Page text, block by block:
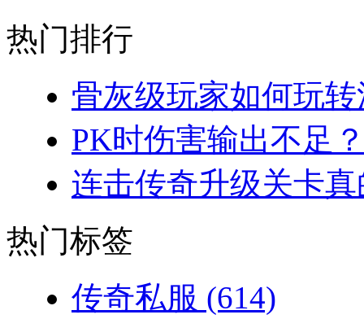
热门排行
骨灰级玩家如何玩
PK时伤害输出不足
连击传奇升级关卡
热门标签
传奇私服 (614)